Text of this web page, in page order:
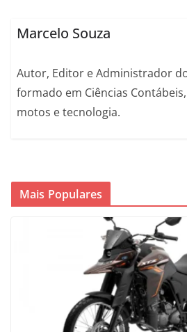
Marcelo Souza
Autor, Editor e Administrador
formado em Ciências
motos e tecnologia.
Mais Populares